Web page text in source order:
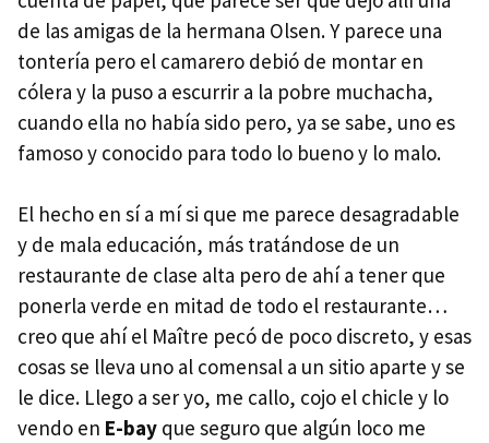
de las amigas de la hermana Olsen. Y parece una
tontería pero el camarero debió de montar en
cólera y la puso a escurrir a la pobre muchacha,
cuando ella no había sido pero, ya se sabe, uno es
famoso y conocido para todo lo bueno y lo malo.
El hecho en sí a mí si que me parece desagradable
y de mala educación, más tratándose de un
restaurante de clase alta pero de ahí a tener que
ponerla verde en mitad de todo el restaurante…
creo que ahí el Maître pecó de poco discreto, y esas
cosas se lleva uno al comensal a un sitio aparte y se
le dice. Llego a ser yo, me callo, cojo el chicle y lo
vendo en E-bay que seguro que algún loco me